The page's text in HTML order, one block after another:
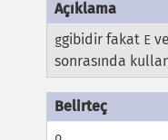
ggibidir fakat E ve
sonrasında